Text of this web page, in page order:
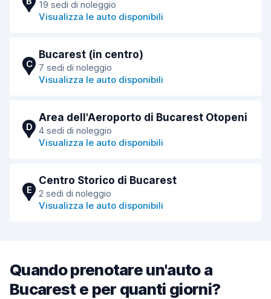
19 sedi di noleggio
Visualizza le auto disponibili
C
Bucarest (in centro)
7 sedi di noleggio
Visualizza le auto disponibili
D
Area dell'Aeroporto di Bucarest Otopeni
4 sedi di noleggio
Visualizza le auto disponibili
E
Centro Storico di Bucarest
2 sedi di noleggio
Visualizza le auto disponibili
Quando prenotare un'auto a
Bucarest e per quanti giorni?